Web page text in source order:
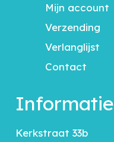
Mijn account
Verzending
Verlanglijst
Contact
Informatie
Kerkstraat 33b